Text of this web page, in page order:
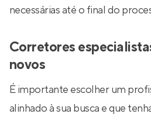
necessárias até o final do
Corretores
novos
É importante escolher um
alinhado à sua busca e que